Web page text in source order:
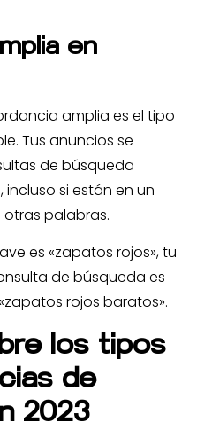
en
amplia es el tipo
Tus anuncios se
de búsqueda
si están en un
palabras.
es «zapatos rojos», tu
de búsqueda es
rojos baratos».
los tipos
de
2023